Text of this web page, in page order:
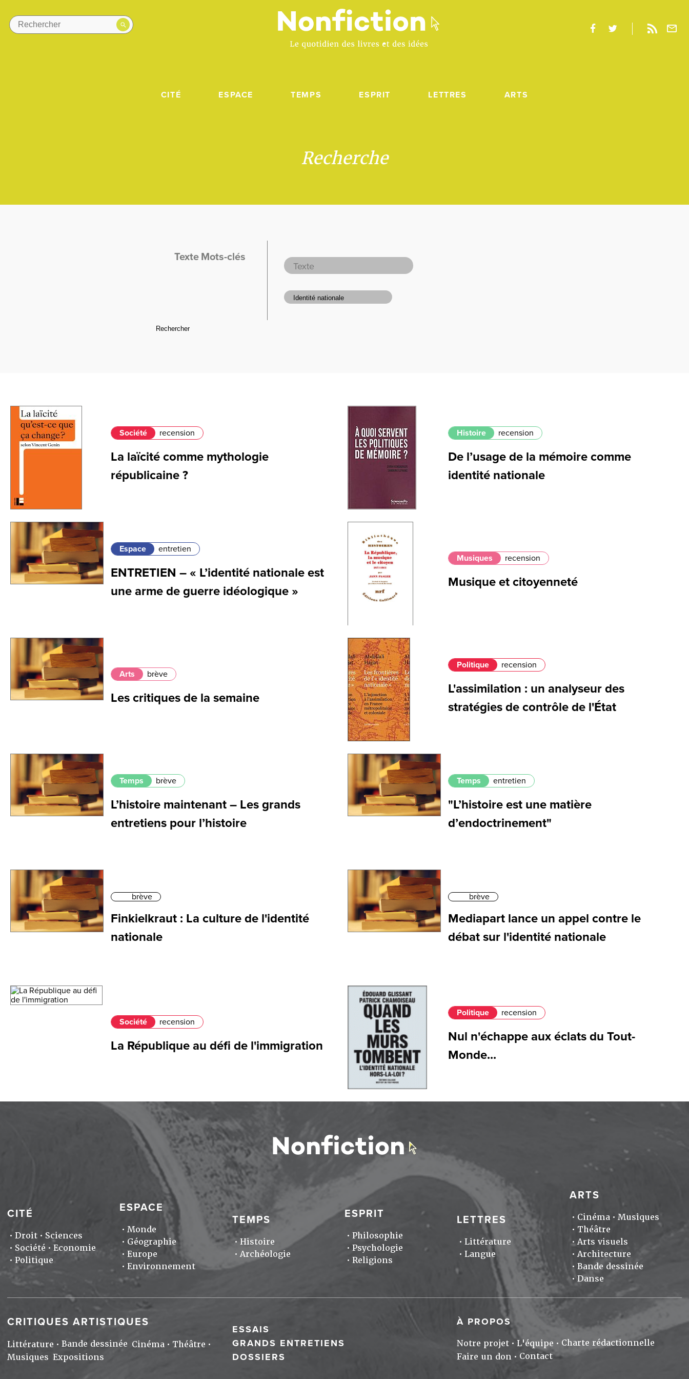
CITÉ ESPACE TEMPS ESPRIT LETTRES ARTS
Recherche
Texte Mots-clés
Société recension
La laïcité comme mythologie
républicaine ?
Histoire recension
De l’usage de la mémoire comme
identité nationale
Espace entretien
ENTRETIEN – « L’identité nationale est
une arme de guerre idéologique »
Musiques recension
Musique et citoyenneté
Arts brève
Les critiques de la semaine
Politique recension
L'assimilation : un analyseur des
stratégies de contrôle de l'État
Temps brève
L’histoire maintenant – Les grands
entretiens pour l’histoire
Temps entretien
"L’histoire est une matière
d’endoctrinement"
brève
Finkielkraut : La culture de l'identité
nationale
brève
Mediapart lance un appel contre le
débat sur l'identité nationale
Société recension
La République au défi de l'immigration
Politique recension
Nul n'échappe aux éclats du Tout-
Monde...
CITÉ
Droit
Sciences
Société
Economie
Politique
ESPACE
Monde
Géographie
Europe
Environnement
TEMPS
Histoire
Archéologie
ESPRIT
Philosophie
Psychologie
Religions
LETTRES
Littérature
Langue
ARTS
Cinéma
Musiques
Théâtre
Arts visuels
Architecture
Bande dessinée
Danse
CRITIQUES ARTISTIQUES
Littérature Bande dessinée Cinéma
Théâtre
Musiques Expositions
ESSAIS
GRANDS ENTRETIENS
DOSSIERS
À PROPOS
Notre projet L'équipe
Charte rédactionnelle
Faire un don
Contact